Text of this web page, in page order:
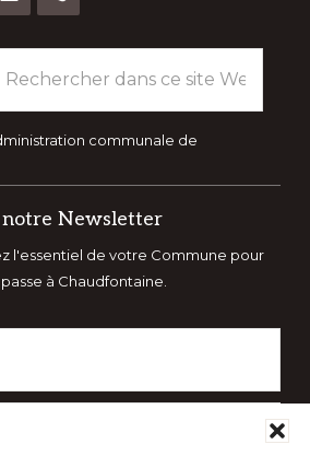
communale de
notre Newsletter
l'essentiel de votre Commune pour
à Chaudfontaine.